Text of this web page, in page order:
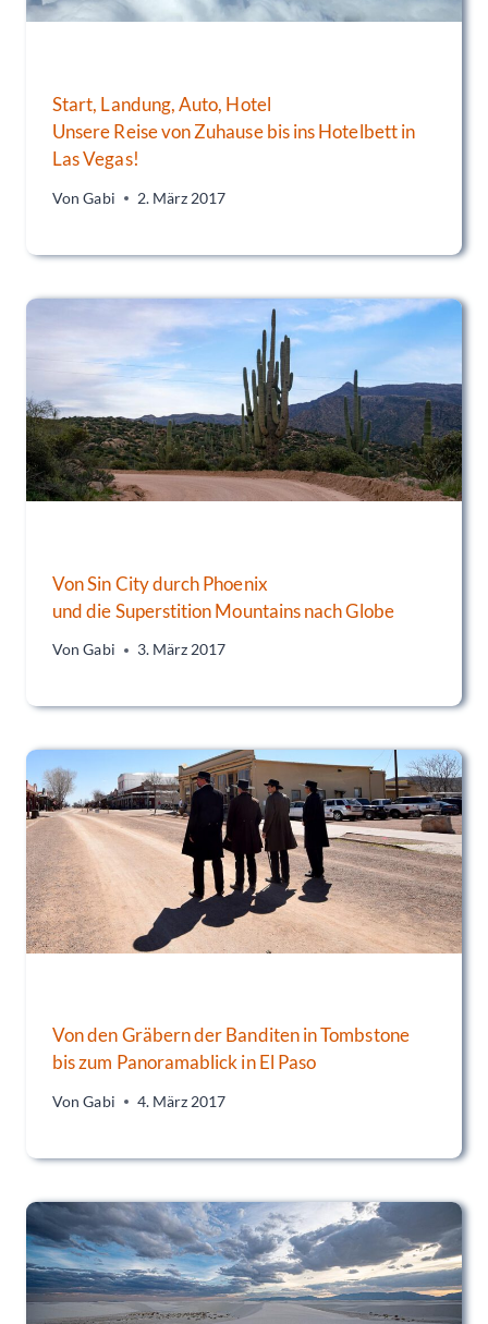
Start, Landung, Auto, Hotel
Unsere Reise von Zuhause bis ins Hotelbett in
Las Vegas!
Von Gabi 2. März 2017
Von Sin City durch Phoenix
und die Superstition Mountains nach Globe
Von Gabi 3. März 2017
Von den Gräbern der Banditen in Tombstone
bis zum Panoramablick in El Paso
Von Gabi 4. März 2017